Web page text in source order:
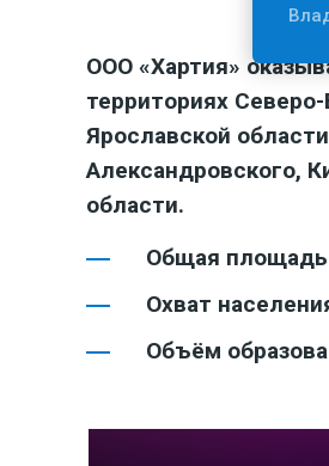
ООО «Хартия»
территориях
Ярославской
Александровского,
области.
Общая площадь
Охват
Объём